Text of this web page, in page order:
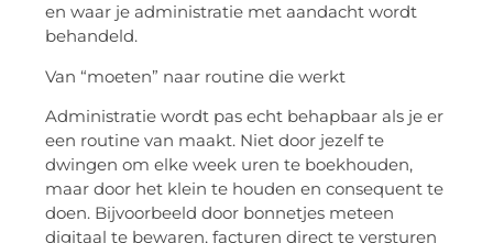
en waar je administratie met aandacht wordt
behandeld.
Van “moeten” naar routine die werkt
Administratie wordt pas echt behapbaar als je er
een routine van maakt. Niet door jezelf te
dwingen om elke week uren te boekhouden,
maar door het klein te houden en consequent te
doen. Bijvoorbeeld door bonnetjes meteen
digitaal te bewaren, facturen direct te versturen